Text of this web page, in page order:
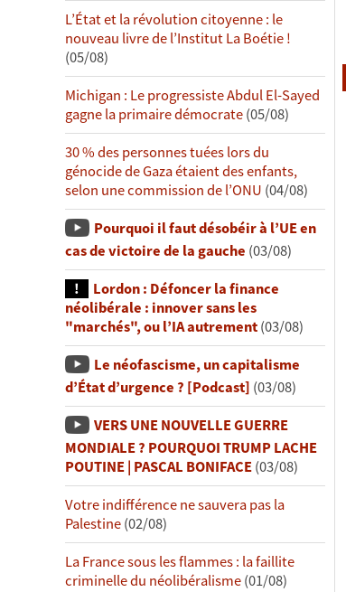
L’État et la révolution citoyenne : le
nouveau livre de l’Institut La Boétie !
(05/08)
Michigan : Le progressiste Abdul El-Sayed
gagne la primaire démocrate(05/08)
30 % des personnes tuées lors du
génocide de Gaza étaient des enfants,
selon une commission de l’ONU (04/08)
Pourquoi il faut désobéir à l’UE en
cas de victoire de la gauche (03/08)
Lordon : Défoncer la finance
néolibérale : innover sans les
"marchés", ou l’IA autrement(03/08)
Le néofascisme, un capitalisme
d’État d’urgence ? [Podcast] (03/08)
VERS UNE NOUVELLE GUERRE
MONDIALE ? POURQUOI TRUMP LACHE
POUTINE | PASCAL BONIFACE(03/08)
Votre indifférence ne sauvera pas la
Palestine(02/08)
La France sous les flammes : la faillite
criminelle du néolibéralisme(01/08)